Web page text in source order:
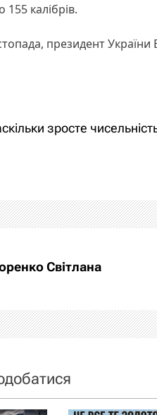
155 калібрів.
президент
зросте
Світлана